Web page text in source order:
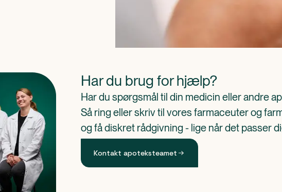
Har du brug for hjælp?
Har du spørgsmål til din medicin eller andre
Så ring eller skriv til vores farmaceuter og
og få diskret rådgivning - lige når det passer
Kontakt apoteksteamet